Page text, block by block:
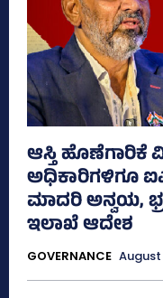
ಆಸ್ತಿ ಹೊಣೆಗಾರಿಕೆ
ಅಧಿಕಾರಿಗಳಿಗೂ
ಮಾದರಿ ಅನ್ವಯ,
ಇಲಾಖೆ ಆದೇಶ
GOVERNANCE August